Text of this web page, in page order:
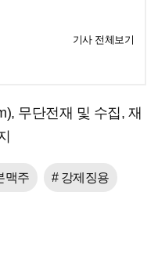
기사 전체보기
무단전재 및 수집, 재
맥주 # 강제징용